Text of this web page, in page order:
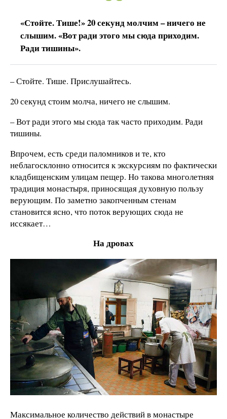
«Стойте. Тише!» 20 секунд молчим – ничего не
слышим. «Вот ради этого мы сюда приходим.
Ради тишины».
– Стойте. Тише. Прислушайтесь.
20 секунд стоим молча, ничего не слышим.
– Вот ради этого мы сюда так часто приходим. Ради
тишины.
Впрочем, есть среди паломников и те, кто
неблагосклонно относится к экскурсиям по фактически
кладбищенским улицам пещер. Но такова многолетняя
традиция монастыря, приносящая духовную пользу
верующим. По заметно закопченным стенам
становится ясно, что поток верующих сюда не
иссякает…
На дровах
Максимальное количество действий в монастыре